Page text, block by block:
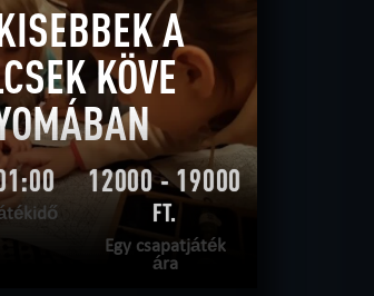
A
KÖVE
12000 - 19000
FT.
Egy csapatjáték
ára